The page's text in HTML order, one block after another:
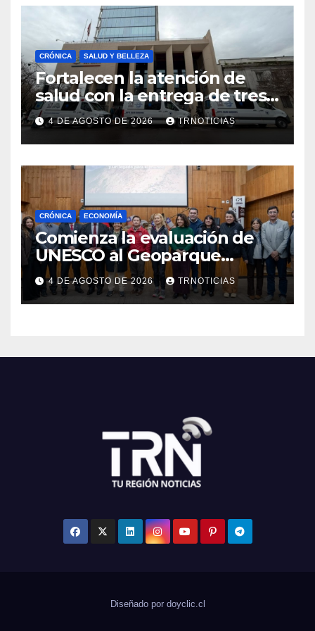
CRÓNICA SALUD Y BELLEZA
Fortalecen la atención de
salud con la entrega de tres
nuevas ambulancias para
Cauquenes y Sagrada Familia
4 DE AGOSTO DE 2026 TRNOTICIAS
CRÓNICA ECONOMÍA
Comienza la evaluación de
UNESCO al Geoparque
Aspirante Pillanmapu en el
Maule
4 DE AGOSTO DE 2026 TRNOTICIAS
Diseñado por doyclic.cl